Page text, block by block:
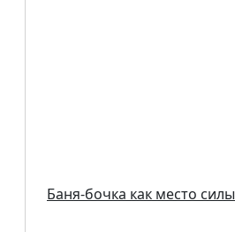
Баня-бочка как место силы